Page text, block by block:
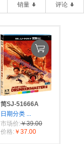
销量 评论
简SJ-51666A
日期分类 ...
市场价:￥39.00
价格: ￥37.00